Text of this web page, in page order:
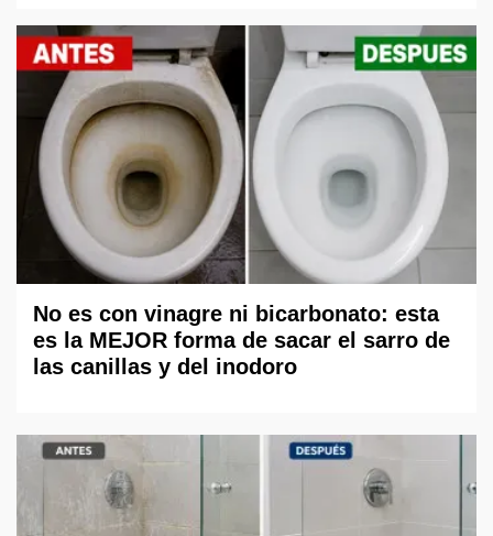
No es con vinagre ni bicarbonato: esta
es la MEJOR forma de sacar el sarro de
las canillas y del inodoro